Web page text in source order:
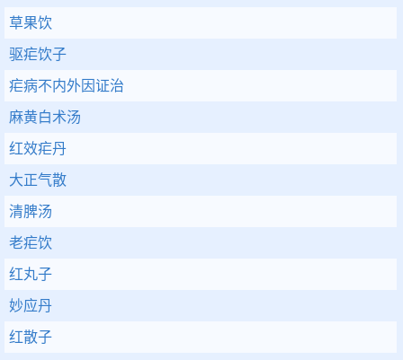
草果饮
驱疟饮子
疟病不内外因证治
麻黄白术汤
红效疟丹
大正气散
清脾汤
老疟饮
红丸子
妙应丹
红散子